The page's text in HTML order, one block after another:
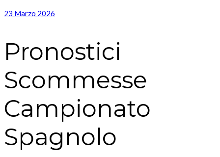
23 Marzo 2026
Pronostici
Scommesse
Campionato
Spagnolo